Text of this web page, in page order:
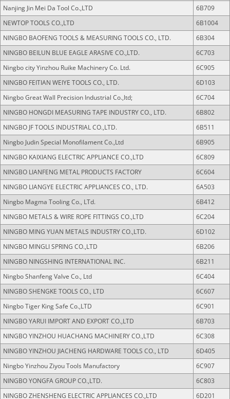
Nanjing Jin Mei Da Tool Co.,LTD
6B709
NEWTOP TOOLS CO.,LTD
6B1004
NINGBO BAOFENG TOOLS & MEASURING TOOLS CO., LTD.
6B304
NINGBO BEILUN BLUE EAGLE ARASIVE CO.,LTD.
6C703
Ningbo city Yinzhou Ruike Machinery Co. Ltd.
6C905
NINGBO FEITIAN WEIYE TOOLS CO., LTD.
6D103
Ningbo Great Wall Precision Industrial Co.,ltd;
6C704
NINGBO HONGDI MEASURING TAPE INDUSTRY CO., LTD.
6B802
NINGBO JF TOOLS INDUSTRIAL CO.,LTD.
6B511
Ningbo Judin Special Monofilament Co.,Ltd
6B905
NINGBO KAIXIANG ELECTRIC APPLIANCE CO.,LTD
6C809
NINGBO LIANFENG METAL PRODUCTS FACTORY
6C604
NINGBO LIANGYE ELECTRIC APPLIANCES CO., LTD.
6A503
Ningbo Magma Tooling Co., LTd.
6B412
NINGBO METALS & WIRE ROPE FITTINGS CO.,LTD
6C204
NINGBO MING YUAN METALS INDUSTRY CO.,LTD.
6D102
NINGBO MINGLI SPRING CO.,LTD
6B206
NINGBO NINGSHING INTERNATIONAL INC.
6B211
Ningbo Shanfeng Valve Co., Ltd
6C404
NINGBO SHENGKE TOOLS CO., LTD
6C607
Ningbo Tiger King Safe Co.,LTD
6C901
NINGBO YARUI IMPORT AND EXPORT CO.,LTD
6B703
NINGBO YINZHOU HUACHANG MACHINERY CO.,LTD
6C308
NINGBO YINZHOU JIACHENG HARDWARE TOOLS CO., LTD
6D405
Ningbo Yinzhou Ziyou Tools Manufactory
6C907
NINGBO YONGFA GROUP CO.,LTD.
6C803
NINGBO ZHENSHENG ELECTRIC APPLIANCES CO.,LTD
6D201